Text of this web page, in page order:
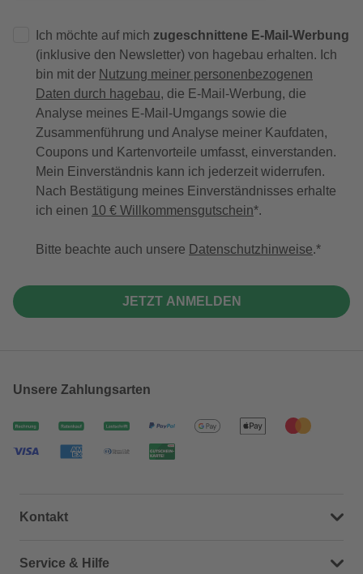
Ich möchte auf mich zugeschnittene E-Mail-Werbung
(inklusive den Newsletter) von hagebau erhalten. Ich
bin mit der Nutzung meiner personenbezogenen
Daten durch hagebau, die E-Mail-Werbung, die
Analyse meines E-Mail-Umgangs sowie die
Zusammenführung und Analyse meiner Kaufdaten,
Coupons und Kartenvorteile umfasst, einverstanden.
Mein Einverständnis kann ich jederzeit widerrufen.
Nach Bestätigung meines Einverständnisses erhalte
ich einen 10 € Willkommensgutschein*.
Bitte beachte auch unsere Datenschutzhinweise.
JETZT ANMELDEN
Unsere Zahlungsarten
Kontakt
Dein Kontakt zu uns
Service & Hilfe